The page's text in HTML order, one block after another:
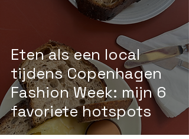
Eten als een local
tijdens Copenhagen
Fashion Week: mijn 6
favoriete hotspots